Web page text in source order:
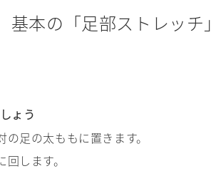
基本の「足部ストレッチ」
ょう
足の太ももに置きます。
します。